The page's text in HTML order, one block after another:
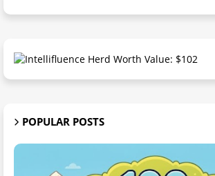
POPULAR POSTS